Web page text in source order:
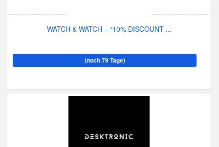
WATCH & WATCH – “10% DISCOUNT ...
(noch 79 Tage)